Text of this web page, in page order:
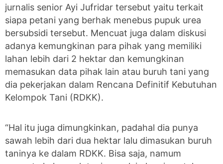
jurnalis senior Ayi Jufridar tersebut yaitu terkait
siapa petani yang berhak menebus pupuk urea
bersubsidi tersebut. Mencuat juga dalam diskusi
adanya kemungkinan para pihak yang memiliki
lahan lebih dari 2 hektar dan kemungkinan
memasukan data pihak lain atau buruh tani yang
dia pekerjakan dalam Rencana Definitif Kebutuhan
Kelompok Tani (RDKK).
“Hal itu juga dimungkinkan, padahal dia punya
sawah lebih dari dua hektar lalu dimasukan buruh
taninya ke dalam RDKK. Bisa saja, namum